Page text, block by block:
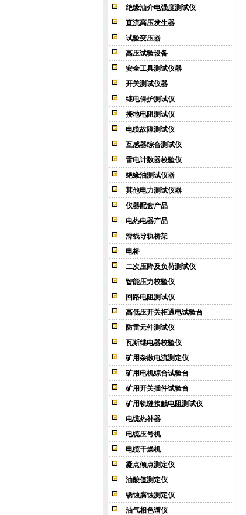
绝缘油介电强度测试仪
直流高压发生器
试验变压器
高压试验设备
安全工具测试仪器
开关测试仪器
继电保护测试仪
接地电阻测试仪
电缆故障测试仪
互感器综合测试仪
雷电计数器校验仪
绝缘油测试仪器
其他电力测试仪器
仪器配套产品
电热电器产品
滑线导轨桥架
电桥
二次压降及负荷测试仪
智能压力校验仪
回路电阻测试仪
高低压开关柜通电试验台
防雷元件测试仪
瓦斯继电器校验仪
矿用杂散电流测定仪
矿用电机综合试验台
矿用开关插件试验台
矿用轨缝接触电阻测试仪
电缆热补器
电缆压号机
电缆干燥机
凝点倾点测定仪
油酸值测定仪
锈蚀腐蚀测定仪
油气相色谱仪